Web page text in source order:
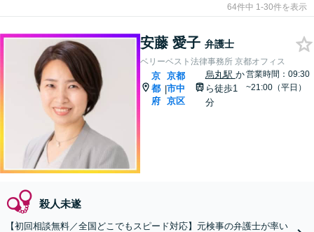
64件中 1-30件を表示
安藤 愛子 弁護士
ベリーベスト法律事務所 京都オフィス
京
都
府
|
京都
市中
京区
烏丸駅 か
ら徒歩1
分
営業時間：09:30
~21:00（平日）
殺人未遂
【初回相談無料／全国どこでもスピード対応】元検事の弁護士が率い